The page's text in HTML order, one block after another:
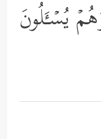
یُسۡـَٔلُونَ